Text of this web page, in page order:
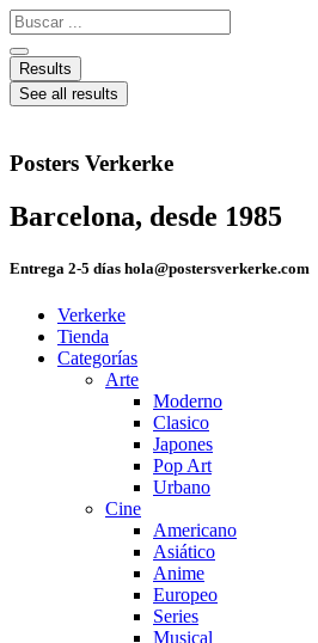
Ir
al
contenido
Search
...
Results
See all results
Posters Verkerke
Barcelona, desde 1985
Entrega 2-5 días hola@postersverkerke.com
Verkerke
Tienda
Categorías
Arte
Moderno
Clasico
Japones
Pop Art
Urbano
Cine
Americano
Asiático
Anime
Europeo
Series
Musical